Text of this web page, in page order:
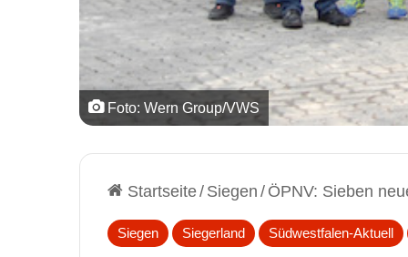
Foto: Wern Group/VWS
Startseite/ Siegen / ÖPNV: Sieben
Siegen Siegerland Südwestfalen-Aktuell